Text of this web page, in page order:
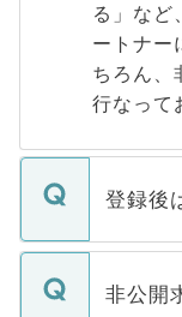
る」など
ートナー
ちろん、
行なって
登録後
ご登録い
登録内
非公開